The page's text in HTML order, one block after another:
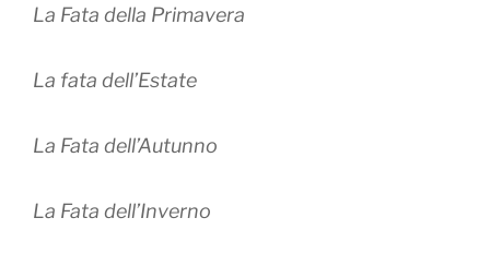
La Fata della Primavera
La fata dell’Estate
La Fata dell’Autunno
La Fata dell’Inverno